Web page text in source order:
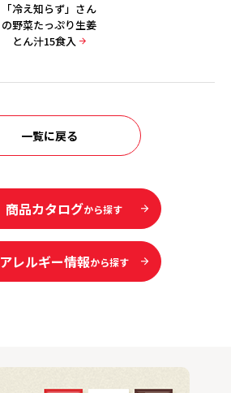
「冷え知らず」さん
の野菜たっぷり生姜
とん汁15食入
一覧に戻る
商品カタログから探す
アレルギー情報から探す